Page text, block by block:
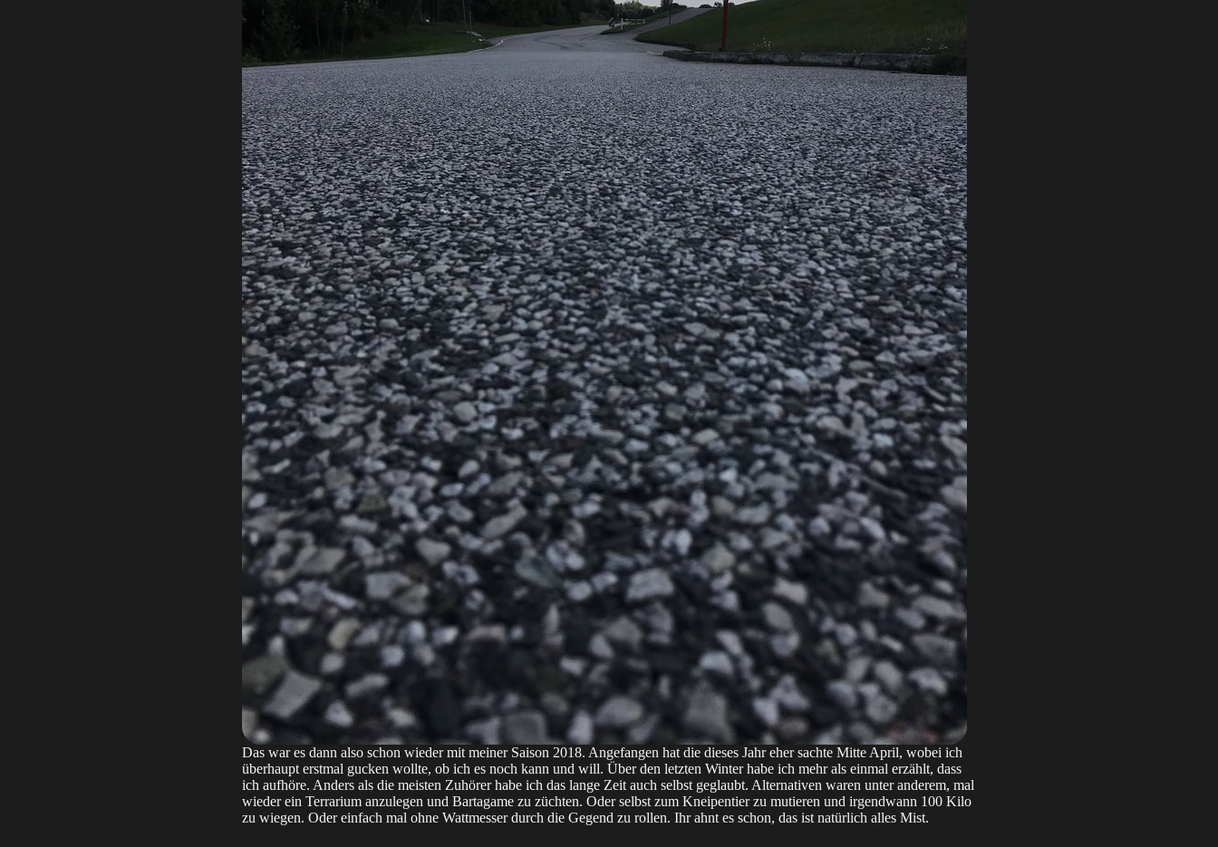
Das war es dann also schon wieder mit meiner Saison 2018. Angefangen hat die dieses Jahr eher sachte Mitte April, wobei ich
überhaupt erstmal gucken wollte, ob ich es noch kann und will. Über den letzten Winter habe ich mehr als einmal erzählt, dass
ich aufhöre. Anders als die meisten Zuhörer habe ich das lange Zeit auch selbst geglaubt. Alternativen waren unter anderem, mal
wieder ein Terrarium anzulegen und Bartagame zu züchten. Oder selbst zum Kneipentier zu mutieren und irgendwann 100 Kilo
zu wiegen. Oder einfach mal ohne Wattmesser durch die Gegend zu rollen. Ihr ahnt es schon, das ist natürlich alles Mist.